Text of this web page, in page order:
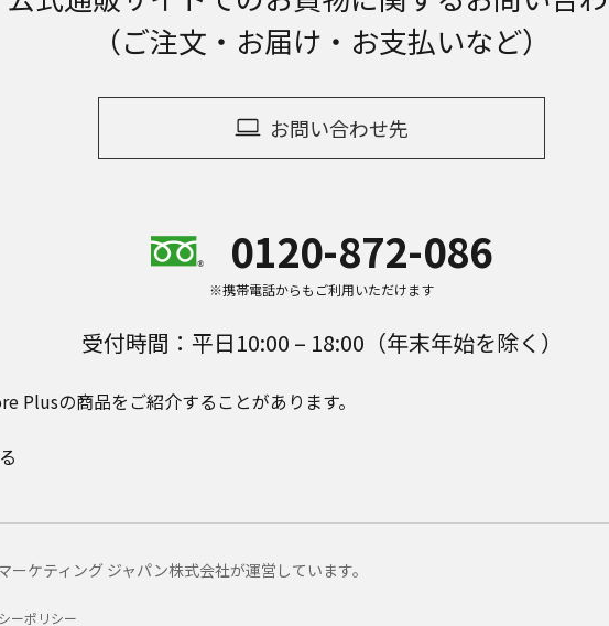
（ご注文・お届け・お支払いなど）
お問い合わせ先
0120-872-086
※携帯電話からもご利用いただけます
受付時間：平日10:00 – 18:00（年末年始を除く）
Plusの商品をご紹介することがあります。
ケティング ジャパン株式会社が運営しています。
ーポリシー